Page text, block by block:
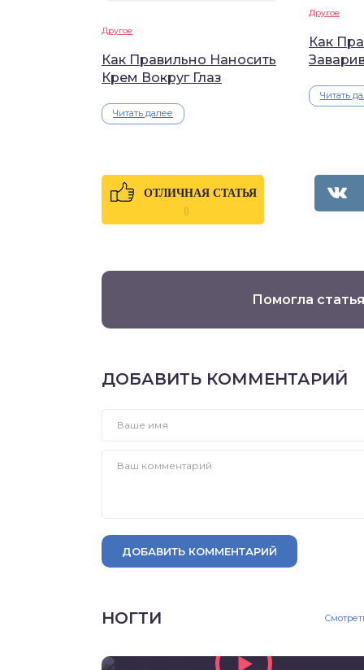
Другое
Как Правильно Наносить
Крем Вокруг Глаз
Читать далее
Другое
Как
Читать
ОТЛИЧНАЯ СТАТЬЯ
0
Помогла
ДОБАВИТЬ КОММЕНТАРИЙ
ДОБАВИТЬ КОММЕНТАРИЙ
НОГТИ